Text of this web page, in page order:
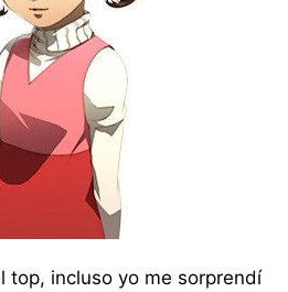
top, incluso yo me sorprendí